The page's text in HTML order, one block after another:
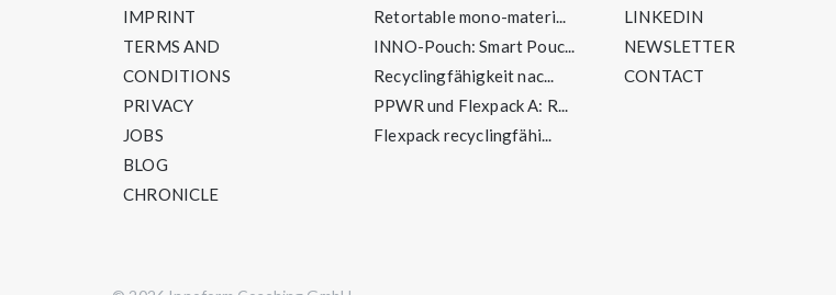
IMPRINT
TERMS AND
CONDITIONS
PRIVACY
JOBS
BLOG
CHRONICLE
Retortable mono-materi...
INNO-Pouch: Smart Pouc...
Recyclingfähigkeit nac...
PPWR und Flexpack A: R...
Flexpack recyclingfähi...
LINKEDIN
NEWSLETTER
CONTACT